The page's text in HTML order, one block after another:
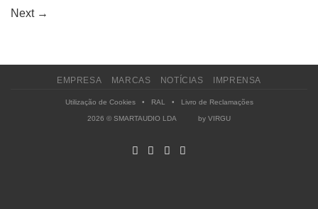
Next →
EMPRESA MARCAS NOTÍCIAS IMPRENSA
Utilização de Cookies• RAL • Livro de Reclamações
2026 © SMARTAUDIO LDA by VIRGU